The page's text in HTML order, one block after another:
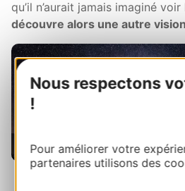
Nous respectons
!
Pour améliorer votre
partenaires utilisons des
qu’il n’aurait jamais imaginé voir
découvre alors une autre